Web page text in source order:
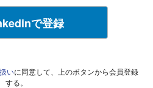
で登録
いに同意して、上のボタンから会員登録
する。